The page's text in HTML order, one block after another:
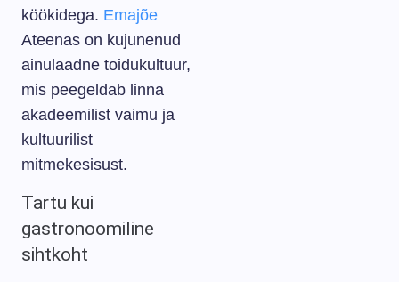
köökidega. Emajõe
Ateenas on kujunenud
ainulaadne toidukultuur,
mis peegeldab linna
akadeemilist vaimu ja
kultuurilist
mitmekesisust.
Tartu kui
gastronoomiline
sihtkoht